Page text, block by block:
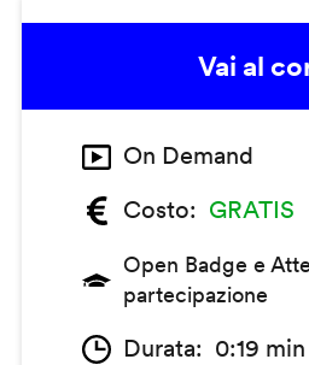
Vai al
On Demand
Costo
GRATIS
Open Badge e
partecipazione
Durata 0:19 min